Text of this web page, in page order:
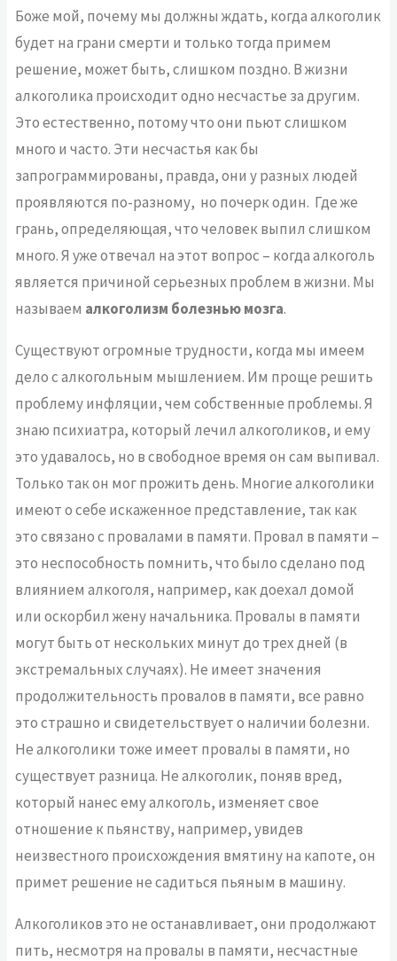
Боже мой, почему мы должны ждать, когда алкоголик
будет на грани смерти и только тогда примем
решение, может быть, слишком поздно. В жизни
алкоголика происходит одно несчастье за другим.
Это естественно, потому что они пьют слишком
много и часто. Эти несчастья как бы
запрограммированы, правда, они у разных людей
проявляются по-разному, но почерк один. Где же
грань, определяющая, что человек выпил слишком
много. Я уже отвечал на этот вопрос – когда алкоголь
является причиной серьезных проблем в жизни. Мы
называем алкоголизм болезнью мозга.
Существуют огромные трудности, когда мы имеем
дело с алкогольным мышлением. Им проще решить
проблему инфляции, чем собственные проблемы. Я
знаю психиатра, который лечил алкоголиков, и ему
это удавалось, но в свободное время он сам выпивал.
Только так он мог прожить день. Многие алкоголики
имеют о себе искаженное представление, так как
это связано с провалами в памяти. Провал в памяти –
это неспособность помнить, что было сделано под
влиянием алкоголя, например, как доехал домой
или оскорбил жену начальника. Провалы в памяти
могут быть от нескольких минут до трех дней (в
экстремальных случаях). Не имеет значения
продолжительность провалов в памяти, все равно
это страшно и свидетельствует о наличии болезни.
Не алкоголики тоже имеет провалы в памяти, но
существует разница. Не алкоголик, поняв вред,
который нанес ему алкоголь, изменяет свое
отношение к пьянству, например, увидев
неизвестного происхождения вмятину на капоте, он
примет решение не садиться пьяным в машину.
Алкоголиков это не останавливает, они продолжают
пить, несмотря на провалы в памяти, несчастные